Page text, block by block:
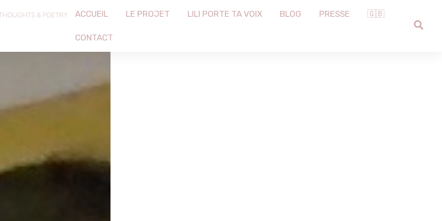
& POETRY ACCUEIL LE PROJET LILI PORTE TA VOIX BLOG PRESSE 🇬🇧
CONTACT